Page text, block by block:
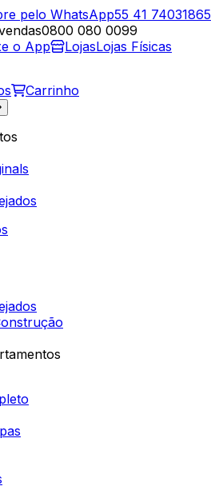
pelo WhatsApp55 41 74031865
0800 080 0099
o App LojasLojas Físicas
Carrinho